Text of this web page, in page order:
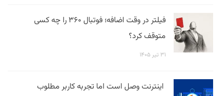
فیلتر در وقت اضافه؛ فوتبال ۳۶۰ را چه کسی
متوقف کرد؟
۳۱ تیر ۱۴۰۵
اینترنت وصل است اما تجربه کاربر مطلوب